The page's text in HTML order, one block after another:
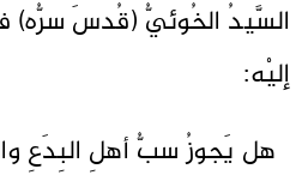
السَّيدُ الخُوئيُّ (قُدسَ سرُّه)
إليْه:
هل يَجوزُ سبُّ أهلِ البِدَعِ